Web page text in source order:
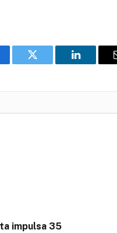
Twitter LinkedIn
impulsa 35